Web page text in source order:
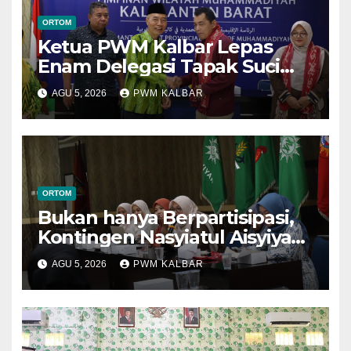
ORTOM
Ketua PWM Kalbar Lepas
Enam Delegasi Tapak Suci
Menuju Muktamar XVI di
Semarang
AGU 5, 2026 PWM KALBAR
ORTOM
Bukan hanya Berpartisipasi,
Kontingen Nasyiatul Aisyiyah
Kalbar Perjuangkan Program
di Muktamar XV
AGU 5, 2026 PWM KALBAR